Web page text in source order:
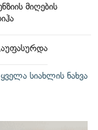
მიღების
ყველა სიახლის ნახვა